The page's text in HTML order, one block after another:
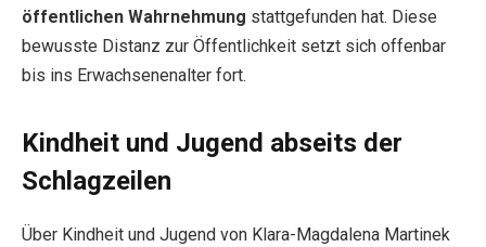
öffentlichen Wahrnehmung stattgefunden hat. Diese
bewusste Distanz zur Öffentlichkeit setzt sich offenbar
bis ins Erwachsenenalter fort.
Kindheit und Jugend abseits der
Schlagzeilen
Über Kindheit und Jugend von Klara-Magdalena Martinek